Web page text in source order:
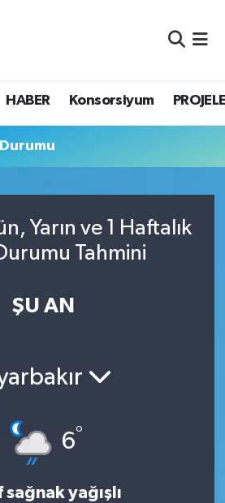
HABER Konsorsiyum
Yarın ve 1 Haftalık
Tahmini
ŞU AN
6°
sağnak yağışlı
ve Fikstür